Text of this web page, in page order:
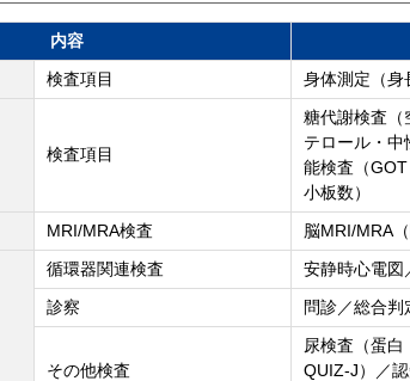
内容
検査項目 身体測定（身
検査項目
糖代謝検査（
テロール・
能検査（
小板数）
MRI/MRA検査 脳MRI/MRA
循環器関連検査
安静時心電図
診察
問診／総合判
その他検査
尿検査（蛋
QUIZ-J）／